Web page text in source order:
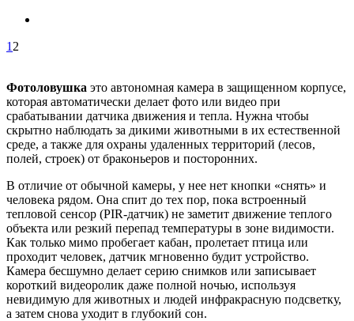
1 2
Фотоловушка это автономная камера в защищенном корпусе,
которая автоматически делает фото или видео при
срабатывании датчика движения и тепла. Нужна чтобы
скрытно наблюдать за дикими животными в их естественной
среде, а также для охраны удаленных территорий (лесов,
полей, строек) от браконьеров и посторонних.
В отличие от обычной камеры, у нее нет кнопки «снять» и
человека рядом. Она спит до тех пор, пока встроенный
тепловой сенсор (PIR-датчик) не заметит движение теплого
объекта или резкий перепад температуры в зоне видимости.
Как только мимо пробегает кабан, пролетает птица или
проходит человек, датчик мгновенно будит устройство.
Камера бесшумно делает серию снимков или записывает
короткий видеоролик даже полной ночью, используя
невидимую для животных и людей инфракрасную подсветку,
а затем снова уходит в глубокий сон.